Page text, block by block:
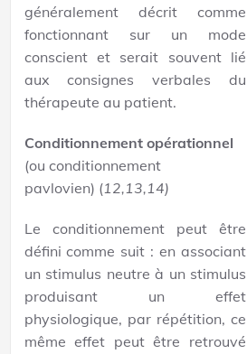
généralement décrit comme
fonctionnant sur un mode
conscient et serait souvent lié
aux consignes verbales du
thérapeute au patient.
Conditionnement opérationnel
(ou conditionnement
pavlovien) (12,13,14)
Le conditionnement peut être
défini comme suit : en associant
un stimulus neutre à un stimulus
produisant un effet
physiologique, par répétition, ce
même effet peut être retrouvé